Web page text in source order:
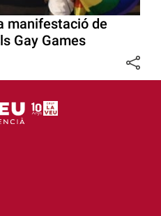
manifestació de
Gay Games